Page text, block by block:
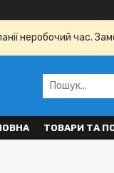
неробочий час.
ТОВАРИ ТА